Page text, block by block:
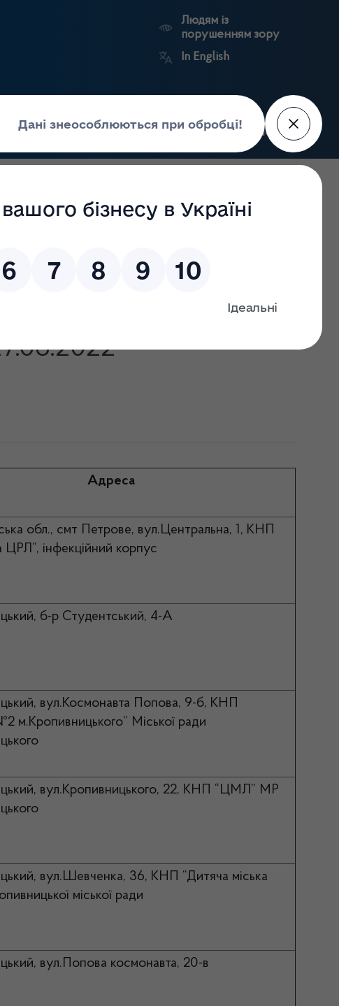
Людям із
порушенням зору
In English
Прес-центр Пошук
та
нагляд
реєстри
портал
Держлікслужби
інсуліну станом на 27.06.2022
області
Адреса
обл., смт Петрове, вул.Центральна, 1, КНП
ЦРЛ”, інфекційний корпус
б-р Студентський, 4-А
вул.Космонавта Попова, 9-б, КНП
Міської ради
вул.Кропивницького, 22, КНП “ЦМЛ” МР
вул.Шевченка, 36, КНП “Дитяча міська
міської ради
вул.Попова космонавта, 20-в